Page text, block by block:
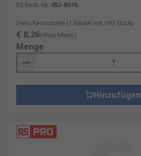
RS Best.-Nr. 482-8076
Zwischensumme (1 Beutel mit 100 Stück)
€ 8,26(ohne MwSt.)
Menge
Hinzufügen